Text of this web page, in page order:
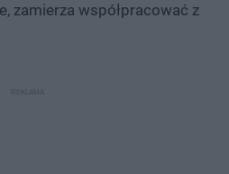
zamierza współpracować z